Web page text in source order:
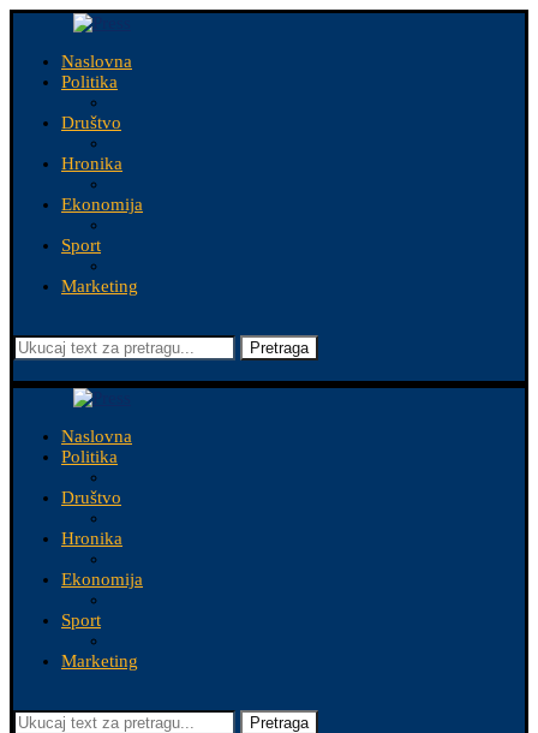
Naslovna
Politika
Društvo
Hronika
Ekonomija
Sport
Marketing
Pretraga
Naslovna
Politika
Društvo
Hronika
Ekonomija
Sport
Marketing
Pretraga